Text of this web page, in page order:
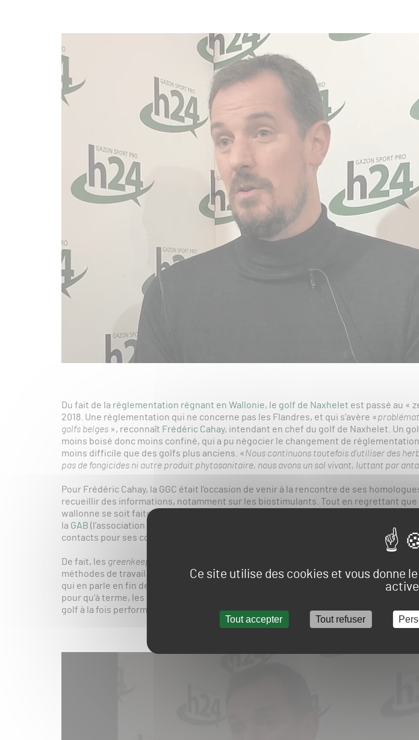
Ce site utilise des cookies et vous donne
Tout accepter Tout refuser
Du fait de la réglementation régnant en Wallonie, le golf de Naxhelet est passé au «
2018. Une réglementation qui ne concerne pas les Flandres, et qui s’avère «
golfs belges », reconnaît Frédéric Cahay, intendant en chef du golf de Naxhelet. Un
moins boisé donc moins confiné, qui a pu négocier le changement de
moins difficile que des golfs plus anciens. «Nous continuons toutefois d’utiliser des
pas de fongicides ni autre produit phytosanitaire, nous avons un sol vivant, luttant par
Pour Frédéric Cahay, la GGC était l’occasion de venir à la rencontre de ses
recueillir des informations, notamment sur les biostimulants. Tout en regrettant
wallonne se soit faite sans concertation ni feuille de route progressive. Étant
la GAB (l’association des
belges), Frédéric Cahay est venu en quête
contacts pour ses confrères, afin de «
se défendre contre des décisions politiques
De fait, les greenkeepers
méthodes de travail alternatives, innovantes, voire « insolites» (comme c’est le cas
qui en parle en fin de vidéo). «
Faisons de cette interdiction – des produits
pour qu’à terme, les
golf à la fois performante et conforme à la réglementation.